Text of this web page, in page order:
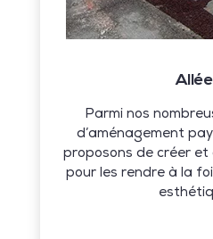
Parmi nos
d’aménagement
proposons de créer
pour les rendre à la